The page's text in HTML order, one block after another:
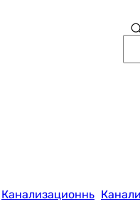
Канализационные